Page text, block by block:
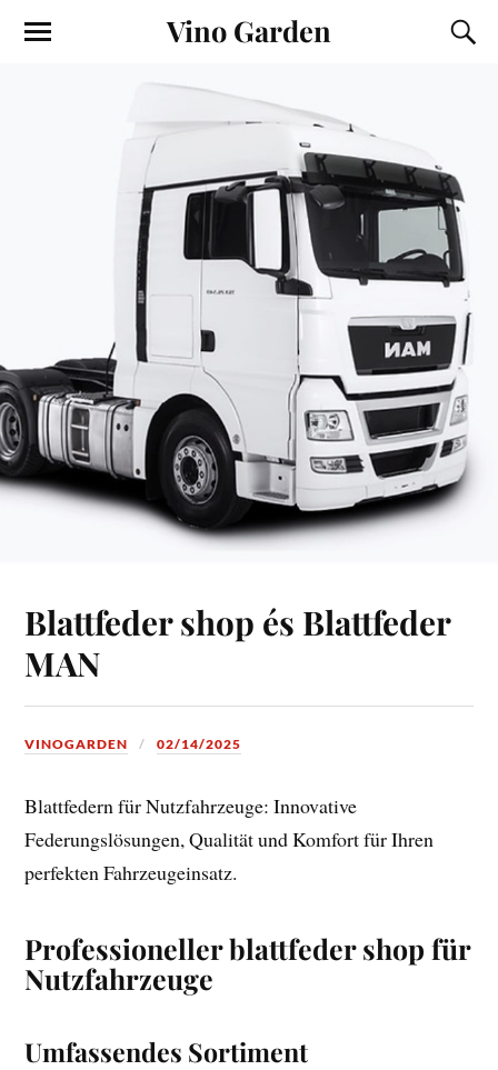
Vino Garden
Blattfeder shop és Blattfeder
MAN
VINOGARDEN 02/14/2025
Blattfedern für Nutzfahrzeuge: Innovative
Federungslösungen, Qualität und Komfort für Ihren
perfekten Fahrzeugeinsatz.
Professioneller blattfeder shop für
Nutzfahrzeuge
Umfassendes Sortiment